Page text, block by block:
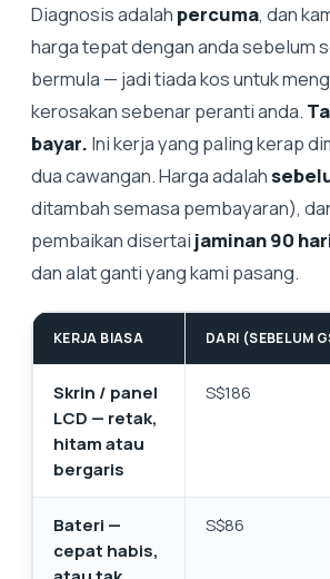
Diagnosis adalah percuma, dan
harga tepat dengan anda sebelum
bermula — jadi tiada kos untuk
kerosakan sebenar peranti anda.
bayar. Ini kerja yang paling kerap
dua cawangan. Harga adalah
ditambah semasa pembayaran),
pembaikan disertai jaminan 90
dan alat ganti yang kami pasang.
KERJA BIASA DARI (SEBELUM
Skrin / panel
LCD — retak,
hitam atau
bergaris
S$186
Bateri —
cepat habis,
S$86